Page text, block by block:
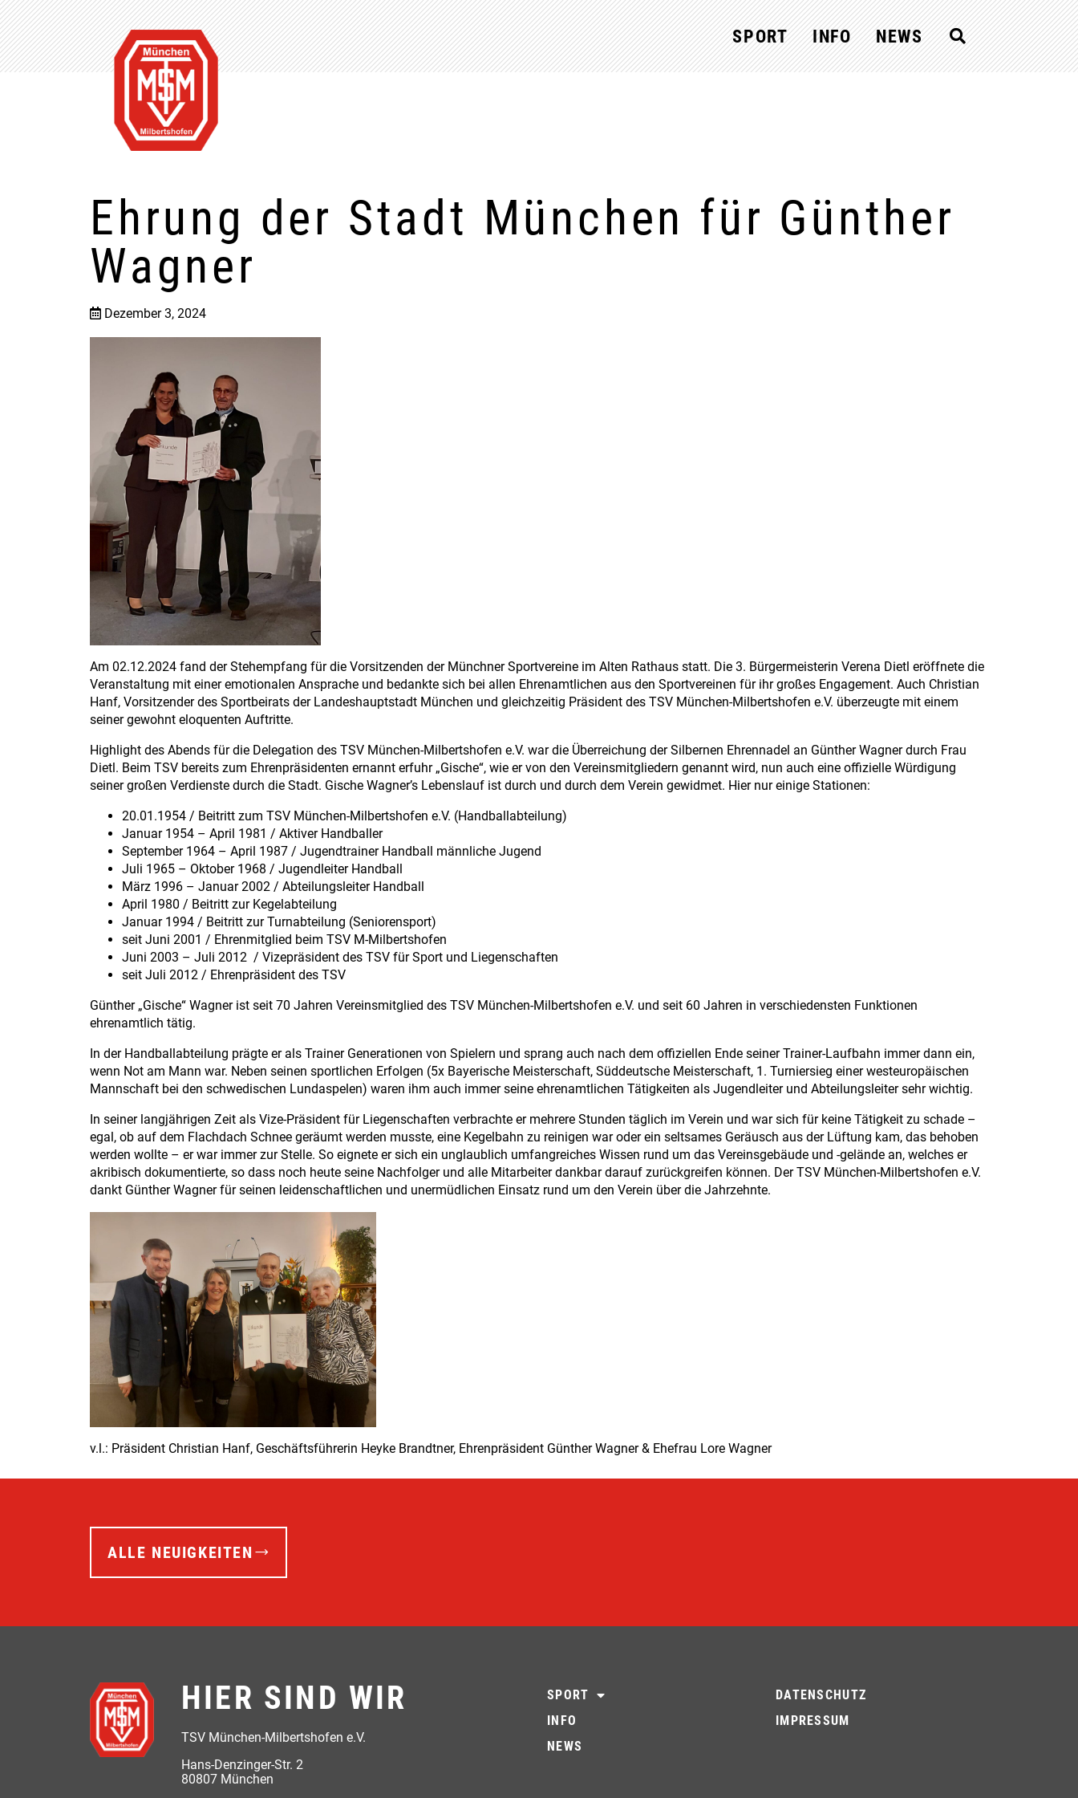
SPORT INFO NEWS
Ehrung der Stadt München für Günther
Wagner
Dezember 3, 2024
Am 02.12.2024 fand der Stehempfang für die Vorsitzenden der Münchner Sportvereine im Alten Rathaus statt. Die 3. Bürgermeisterin Verena Dietl eröffnete die
Veranstaltung mit einer emotionalen Ansprache und bedankte sich bei allen Ehrenamtlichen aus den Sportvereinen für ihr großes Engagement. Auch Christian
Hanf, Vorsitzender des Sportbeirats der Landeshauptstadt München und gleichzeitig Präsident des TSV München-Milbertshofen e.V. überzeugte mit einem
seiner gewohnt eloquenten Auftritte.
Highlight des Abends für die Delegation des TSV München-Milbertshofen e.V. war die Überreichung der Silbernen Ehrennadel an Günther Wagner durch Frau
Dietl. Beim TSV bereits zum Ehrenpräsidenten ernannt erfuhr „Gische“, wie er von den Vereinsmitgliedern genannt wird, nun auch eine offizielle Würdigung
seiner großen Verdienste durch die Stadt. Gische Wagner’s Lebenslauf ist durch und durch dem Verein gewidmet. Hier nur einige Stationen:
20.01.1954 / Beitritt zum TSV München-Milbertshofen e.V. (Handballabteilung)
Januar 1954 – April 1981 / Aktiver Handballer
September 1964 – April 1987 / Jugendtrainer Handball männliche Jugend
Juli 1965 – Oktober 1968 / Jugendleiter Handball
März 1996 – Januar 2002 / Abteilungsleiter Handball
April 1980 / Beitritt zur Kegelabteilung
Januar 1994 / Beitritt zur Turnabteilung (Seniorensport)
seit Juni 2001 / Ehrenmitglied beim TSV M-Milbertshofen
Juni 2003 – Juli 2012 / Vizepräsident des TSV für Sport und Liegenschaften
seit Juli 2012 / Ehrenpräsident des TSV
Günther „Gische“ Wagner ist seit 70 Jahren Vereinsmitglied des TSV München-Milbertshofen e.V. und seit 60 Jahren in verschiedensten Funktionen
ehrenamtlich tätig.
In der Handballabteilung prägte er als Trainer Generationen von Spielern und sprang auch nach dem offiziellen Ende seiner Trainer-Laufbahn immer dann ein,
wenn Not am Mann war. Neben seinen sportlichen Erfolgen (5x Bayerische Meisterschaft, Süddeutsche Meisterschaft, 1. Turniersieg einer westeuropäischen
Mannschaft bei den schwedischen Lundaspelen) waren ihm auch immer seine ehrenamtlichen Tätigkeiten als Jugendleiter und Abteilungsleiter sehr wichtig.
In seiner langjährigen Zeit als Vize-Präsident für Liegenschaften verbrachte er mehrere Stunden täglich im Verein und war sich für keine Tätigkeit zu schade –
egal, ob auf dem Flachdach Schnee geräumt werden musste, eine Kegelbahn zu reinigen war oder ein seltsames Geräusch aus der Lüftung kam, das behoben
werden wollte – er war immer zur Stelle. So eignete er sich ein unglaublich umfangreiches Wissen rund um das Vereinsgebäude und -gelände an, welches er
akribisch dokumentierte, so dass noch heute seine Nachfolger und alle Mitarbeiter dankbar darauf zurückgreifen können. Der TSV München-Milbertshofen e.V.
dankt Günther Wagner für seinen leidenschaftlichen und unermüdlichen Einsatz rund um den Verein über die Jahrzehnte.
v.l.: Präsident Christian Hanf, Geschäftsführerin Heyke Brandtner, Ehrenpräsident Günther Wagner & Ehefrau Lore Wagner
ALLE NEUIGKEITEN
HIER SIND WIR
TSV München-Milbertshofen e.V.
Hans-Denzinger-Str. 2
80807 München
SPORT
INFO
NEWS
DATENSCHUTZ
IMPRESSUM